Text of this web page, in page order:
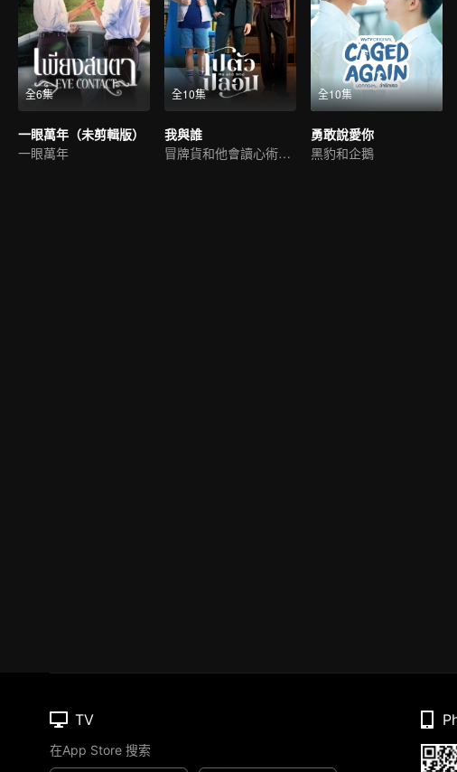
全6集
一眼萬年（未剪輯版）
一眼萬年
全10集
我與誰
冒牌貨和他會讀心術的未婚夫
全10集
勇敢說愛你
黑豹和企鵝
TV
在App Store 搜索